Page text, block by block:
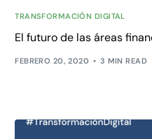
TRANSFORMACIÓN DIGITAL
El futuro de las áreas
FEBRERO 20, 2020 3 MIN READ